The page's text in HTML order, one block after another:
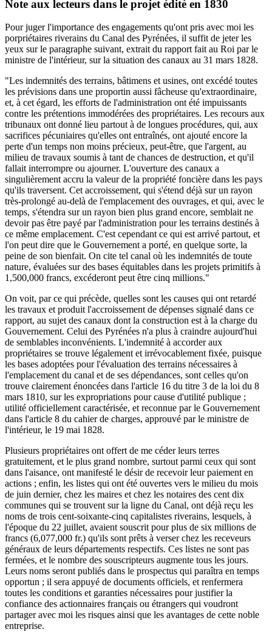
Note aux lecteurs dans le projet édité en 1830
Pour juger l'importance des engagements qu'ont pris avec moi les
porpriétaires riverains du Canal des Pyrénées, il suffit de jeter les
yeux sur le paragraphe suivant, extrait du rapport fait au Roi par le
ministre de l'intérieur, sur la situation des canaux au 31 mars 1828.
"Les indemnités des terrains, bâtimens et usines, ont excédé toutes
les prévisions dans une proportin aussi fâcheuse qu'extraordinaire,
et, à cet égard, les efforts de l'administration ont été impuissants
contre les prétentions immodérées des propriétaires. Les recours aux
tribunaux ont donné lieu partout à de longues procédures, qui, aux
sacrifices pécuniaires qu'elles ont entraînés, ont ajouté encore la
perte d'un temps non moins précieux, peut-être, que l'argent, au
milieu de travaux soumis à tant de chances de destruction, et qu'il
fallait interrompre ou ajourner. L'ouverture des canaux a
singulièrement accru la valeur de la propriété foncière dans les pays
qu'ils traversent. Cet accroissement, qui s'étend déjà sur un rayon
très-prolongé au-delà de l'emplacement des ouvrages, et qui, avec le
temps, s'étendra sur un rayon bien plus grand encore, semblait ne
devoir pas être payé par l'administration pour les terrains destinés à
ce même emplacement. C'est cependant ce qui est arrivé partout, et
l'on peut dire que le Gouvernement a porté, en quelque sorte, la
peine de son bienfait. On cite tel canal où les indemnités de toute
nature, évaluées sur des bases équitables dans les projets primitifs à
1,500,000 francs, excéderont peut être cinq millions."
On voit, par ce qui précède, quelles sont les causes qui ont retardé
les travaux et produit l'accroissement de dépenses signalé dans ce
rapport, au sujet des canaux dont la construction est à la charge du
Gouvernement. Celui des Pyrénées n'a plus à craindre aujourd'hui
de semblables inconvénients. L'indemnité à accorder aux
propriétaires se trouve légalement et irrévocablement fixée, puisque
les bases adoptées pour l'évaluation des terrains nécessaires à
l'emplacement du canal et de ses dépendances, sont celles qu'on
trouve clairement énoncées dans l'article 16 du titre 3 de la loi du 8
mars 1810, sur les expropriations pour cause d'utilité publique ;
utilité officiellement caractérisée, et reconnue par le Gouvernement
dans l'article 8 du cahier de charges, approuvé par le ministre de
l'intérieur, le 19 mai 1828.
Plusieurs propriétaires ont offert de me céder leurs terres
gratuitement, et le plus grand nombre, surtout parmi ceux qui sont
dans l'aisance, ont manifesté le désir de recevoir leur paiement en
actions ; enfin, les listes qui ont été ouvertes vers le milieu du mois
de juin dernier, chez les maires et chez les notaires des cent dix
communes qui se trouvent sur la ligne du Canal, ont déjà reçu les
noms de trois cent-soixante-cinq capitalistes riverains, lesquels, à
l'époque du 22 juillet, avaient souscrit pour plus de six millions de
francs (6,077,000 fr.) qu'ils sont prêts à verser chez les receveurs
généraux de leurs départements respectifs. Ces listes ne sont pas
fermées, et le nombre des souscripteurs augmente tous les jours.
Leurs noms seront publiés dans le prospectus qui paraîtra en temps
opportun ; il sera appuyé de documents officiels, et renfermera
toutes les conditions et garanties nécessaires pour justifier la
confiance des actionnaires français ou étrangers qui voudront
partager avec moi les risques ainsi que les avantages de cette noble
entreprise.